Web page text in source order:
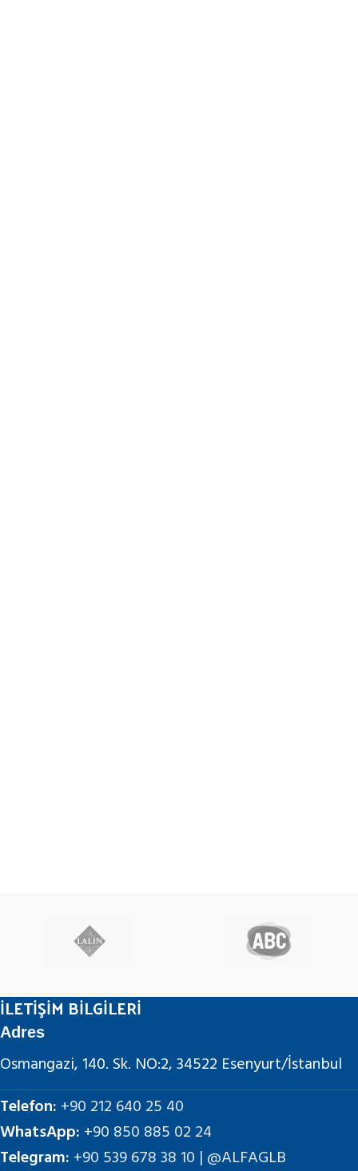
İLETİŞİM BİLGİLERİ
Adres
Osmangazi, 140. Sk. NO:2, 34522 Esenyurt/İstanbul
Telefon: +90 212 640 25 40
WhatsApp: +90 850 885 02 24
Telegram: +90 539 678 38 10 | @ALFAGLB